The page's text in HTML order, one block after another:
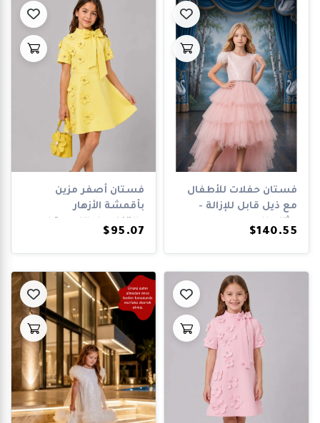
فستان حفلات للأطفال
مع ذيل قابل للإزالة -
$140.55
فستان أصفر مزين
بأقمشة الأزهار
$95.07